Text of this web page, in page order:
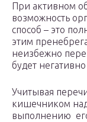
При активном
возможность
способ – это
этим
неизбежно
будет
Учитывая
кишечником
выполнению